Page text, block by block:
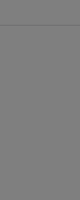
öppnas i
annan
öppnas i
öppnas i nytt